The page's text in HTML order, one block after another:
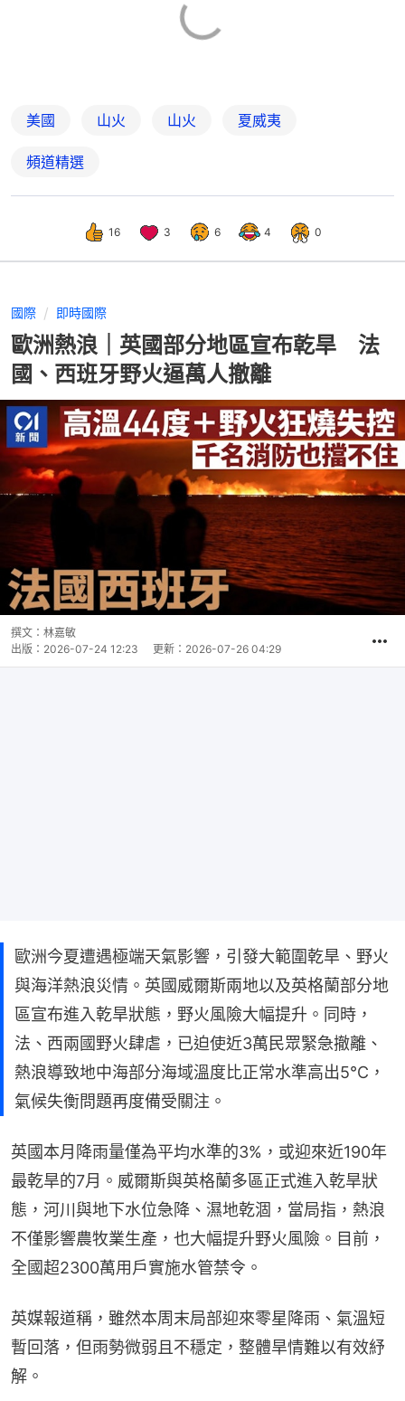
美國 山火 山火 夏威夷
頻道精選
16 3 6 4 0
國際 即時國際
歐洲熱浪｜英國部分地區宣布乾旱 法
國、西班牙野火逼萬人撤離
撰文： 林嘉敏
出版： 2026-07-24 12:23 更新： 2026-07-26 04:29
歐洲今夏遭遇極端天氣影響，引發大範圍乾旱、野火
與海洋熱浪災情。英國威爾斯兩地以及英格蘭部分地
區宣布進入乾旱狀態，野火風險大幅提升。同時，
法、西兩國野火肆虐，已迫使近3萬民眾緊急撤離、
熱浪導致地中海部分海域溫度比正常水準高出5℃，
氣候失衡問題再度備受關注。
英國本月降雨量僅為平均水準的3%，或迎來近190年
最乾旱的7月。威爾斯與英格蘭多區正式進入乾旱狀
態，河川與地下水位急降、濕地乾涸，當局指，熱浪
不僅影響農牧業生產，也大幅提升野火風險。目前，
全國超2300萬用戶實施水管禁令。
英媒報道稱，雖然本周末局部迎來零星降雨、氣溫短
暫回落，但雨勢微弱且不穩定，整體旱情難以有效紓
解。